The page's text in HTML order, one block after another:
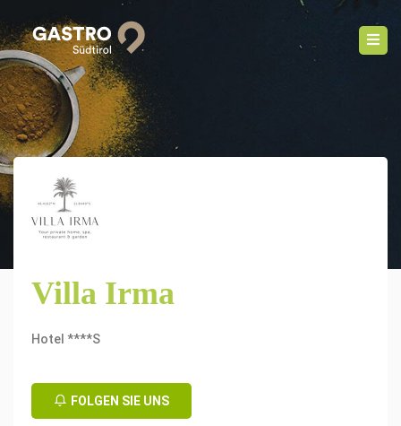
Villa Irma
Hotel ****S
FOLGEN SIE UNS